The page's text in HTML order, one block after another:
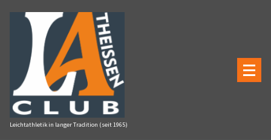
Inhalt
springen
Leichtathletik in langer Tradition (seit 1965)